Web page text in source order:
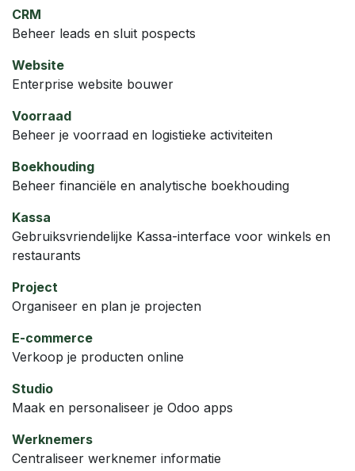
CRM
Beheer leads en sluit pospects
Website
Enterprise website bouwer
Voorraad
Beheer je voorraad en logistieke activiteiten
Boekhouding
Beheer financiële en analytische boekhouding
Kassa
Gebruiksvriendelijke Kassa-interface voor winkels en
restaurants
Project
Organiseer en plan je projecten
E-commerce
Verkoop je producten online
Studio
Maak en personaliseer je Odoo apps
Werknemers
Centraliseer werknemer informatie